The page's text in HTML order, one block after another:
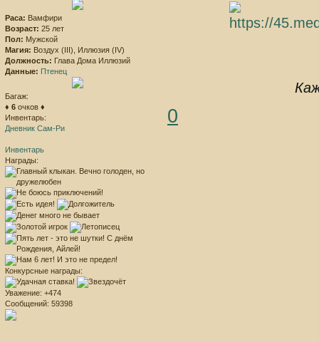
Раса: Вамфири
Возраст: 25 лет
Пол: Мужской
Магия: Воздух (III), Иллюзия (IV)
Должность: Глава Дома Иллюзий
Данные: Птенец
Багаж:
♦ 6 очков ♦
Инвентарь:
Дневник Сам-Ри
Инвентарь
Награды:
Конкурсные награды:
Уважение: +474
Сообщений: 59398
0